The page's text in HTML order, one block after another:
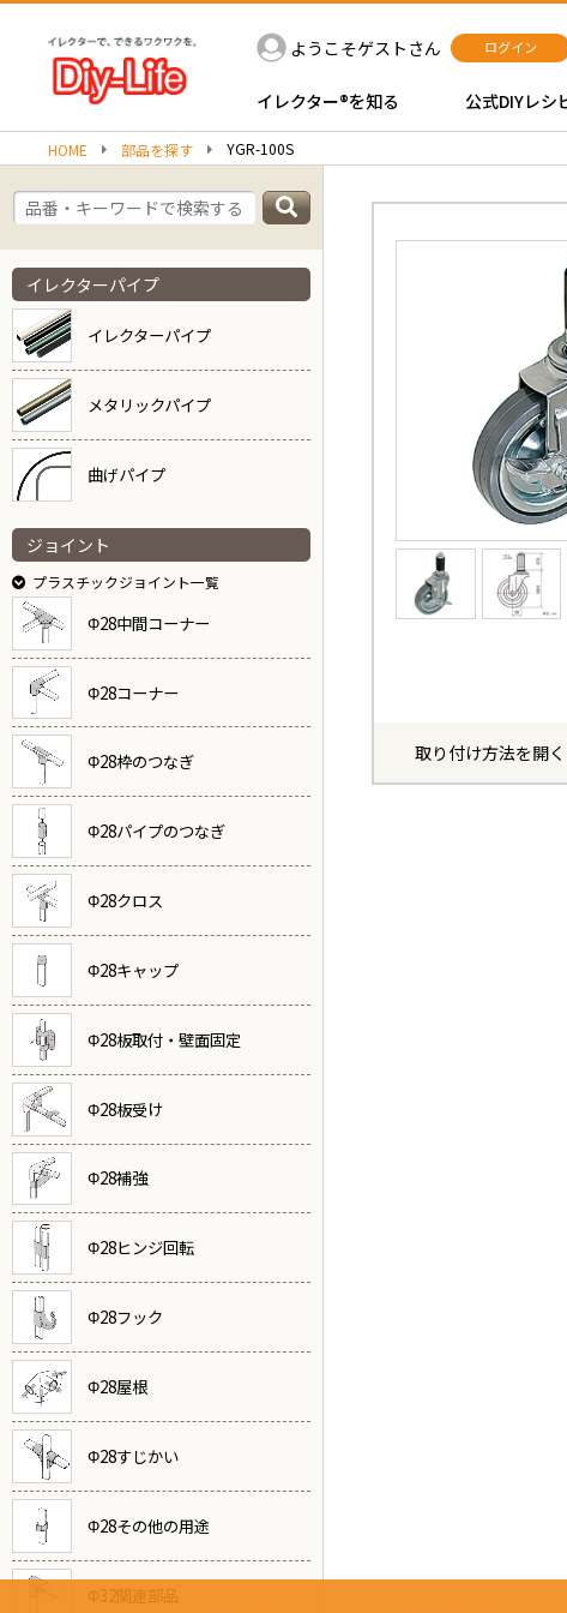
ようこそゲストさん ログイン
イレクター®を知る 公式DIYレシ
HOME 部品を探す YGR-100S
イレクターパイプ
イレクターパイプ
メタリックパイプ
曲げパイプ
ジョイント
プラスチックジョイント一覧
Φ28中間コーナー
Φ28コーナー
Φ28枠のつなぎ
Φ28パイプのつなぎ
Φ28クロス
Φ28キャップ
Φ28板取付・壁面固定
Φ28板受け
Φ28補強
Φ28ヒンジ回転
Φ28フック
Φ28屋根
Φ28すじかい
Φ28その他の用途
Φ32関連部品
取り付け方法を開く